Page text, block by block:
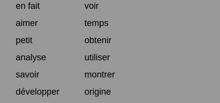
en fait
voir
aimer
temps
petit
obtenir
analyse
utiliser
savoir
montrer
développer
origine